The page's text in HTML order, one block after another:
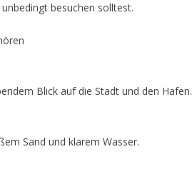
besuchen solltest.
Blick auf die Stadt und den Hafen.
Sand und klarem Wasser.